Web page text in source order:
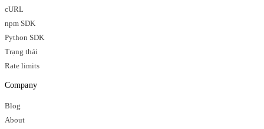
cURL
npm SDK
Python SDK
Trạng thái
Rate limits
Company
Blog
About